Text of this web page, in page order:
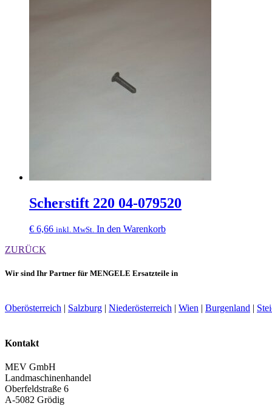
Scherstift 220 04-079520
€ 6,66 inkl. MwSt. In den Warenkorb
ZURÜCK
Wir sind Ihr Partner für MENGELE Ersatzteile in
Oberösterreich Salzburg Niederösterreich Wien Burgenland
Kontakt
MEV GmbH
Landmaschinenhandel
Oberfeldstraße 6
A-5082 Grödig